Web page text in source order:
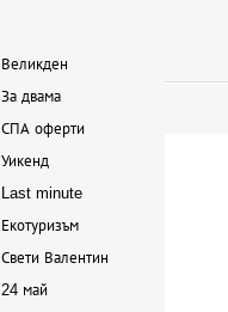
Великден
За двама
СПА оферти
Уикенд
Last minute
Екотуризъм
Свети Валентин
24 май